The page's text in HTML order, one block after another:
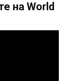
на World